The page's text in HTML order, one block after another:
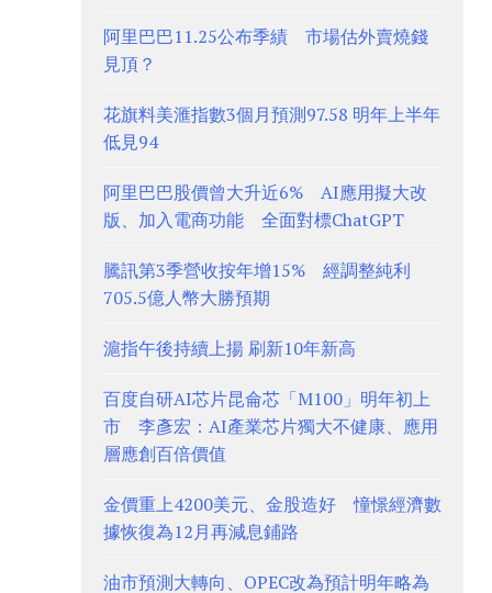
阿里巴巴11.25公布季績 市場估外賣燒錢
見頂？
花旗料美滙指數3個月預測97.58 明年上半年
低見94
阿里巴巴股價曾大升近6% AI應用擬大改
版、加入電商功能 全面對標ChatGPT
騰訊第3季營收按年增15% 經調整純利
705.5億人幣大勝預期
滬指午後持續上揚 刷新10年新高
百度自研AI芯片昆侖芯「M100」明年初上
市 李彥宏：AI產業芯片獨大不健康、應用
層應創百倍價值
金價重上4200美元、金股造好 憧憬經濟數
據恢復為12月再減息鋪路
油市預測大轉向、OPEC改為預計明年略為